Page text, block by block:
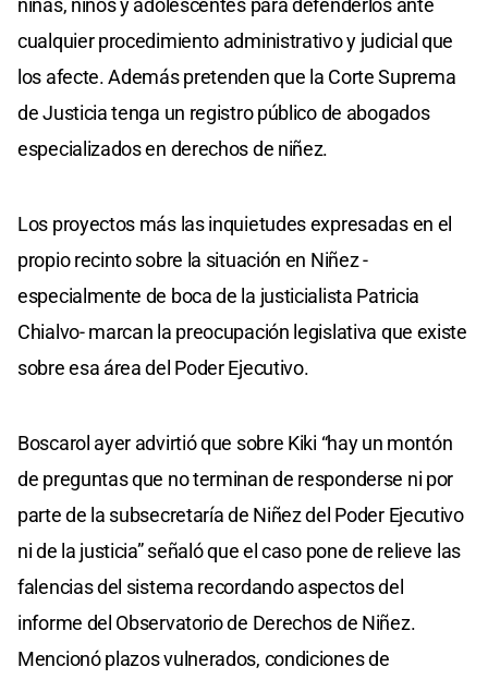
cualquier procedimiento administrativo y judicial que
los afecte. Además pretenden que la Corte Suprema
de Justicia tenga un registro público de abogados
especializados en derechos de niñez.
Los proyectos más las inquietudes expresadas en el
propio recinto sobre la situación en Niñez -
especialmente de boca de la justicialista Patricia
Chialvo- marcan la preocupación legislativa que existe
sobre esa área del Poder Ejecutivo.
Boscarol ayer advirtió que sobre Kiki “hay un montón
de preguntas que no terminan de responderse ni por
parte de la subsecretaría de Niñez del Poder Ejecutivo
ni de la justicia” señaló que el caso pone de relieve las
falencias del sistema recordando aspectos del
informe del Observatorio de Derechos de Niñez.
Mencionó plazos vulnerados, condiciones de